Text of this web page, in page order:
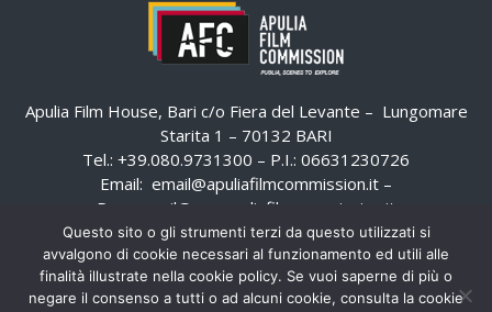
Apulia Film House, Bari c/o Fiera del Levante – Lungomare
Starita 1 – 70132 BARI
Tel.: +39.080.9731300 – P.I.: 06631230726
Email: email@apuliafilmcommission.it –
Pec:
email@pec.apuliafilmcommission.it
Questo sito o gli strumenti terzi da questo utilizzati si
avvalgono di cookie necessari al funzionamento ed utili alle
finalità illustrate nella cookie policy. Se vuoi saperne di più o
negare il consenso a tutti o ad alcuni cookie, consulta la cookie